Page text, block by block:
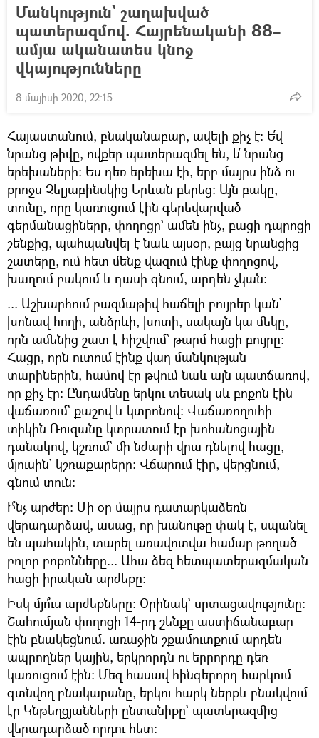
Մանկություն` շաղախված
պատերազմով. Հայրենականի 88–
ամյա ականատես կնոջ
վկայությունները
8 մայիսի 2020, 22:15
Հայաստանում, բնականաբար, ավելի քիչ է։ Ե՛վ
նրանց թիվը, ովքեր պատերազմել են, և՛ նրանց
երեխաների։ Ես դեռ երեխա էի, երբ մայրս ինձ ու
քրոջս Չելյաբինսկից Երևան բերեց։ Այն բակը,
տունը, որը կառուցում էին գերեվարված
գերմանացիները, փողոցը` ամեն ինչ, բացի դպրոցի
շենքից, պահպանվել է նաև այսօր, բայց նրանցից
շատերը, ում հետ մենք վազում էինք փողոցով,
խաղում բակում և դասի գնում, արդեն չկան։
... Աշխարհում բազմաթիվ հաճելի բույրեր կան`
խոնավ հողի, անձրևի, խոտի, սակայն կա մեկը,
որն ամենից շատ է հիշվում` թարմ հացի բույրը։
Հացը, որն ուտում էինք վաղ մանկության
տարիներին, համով էր թվում նաև այն պատճառով,
որ քիչ էր։ Ընդամենը երկու տեսակ սև բոքոն էին
վաճառում` քաշով և կտրոնով։ Վաճառողուհի
տիկին Ռուզանը կտրատում էր խոհանոցային
դանակով, կշռում` մի նժարի վրա դնելով հացը,
մյուսին` կշռաքարերը։ Վճարում էիր, վերցնում,
գնում տուն։
Ի՞նչ արժեր։ Մի օր մայրս դատարկաձեռն
վերադարձավ, ասաց, որ խանութը փակ է, սպանել
են պահակին, տարել առավոտվա համար թողած
բոլոր բոքոնները... Ահա ձեզ հետպատերազմական
հացի իրական արժեքը։
Իսկ մյո՞ւս արժեքները։ Օրինակ` սրտացավությունը։
Շահումյան փողոցի 14-րդ շենքը աստիճանաբար
էին բնակեցնում. առաջին շքամուտքում արդեն
ապրողներ կային, երկրորդն ու երրորդը դեռ
կառուցում էին։ Մեզ հասավ հինգերորդ հարկում
գտնվող բնակարանը, երկու հարկ ներքև բնակվում
էր Կնթեղցյանների ընտանիքը` պատերազմից
վերադարձած որդու հետ։